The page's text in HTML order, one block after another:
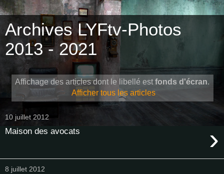
Archives LYFtv-Photos
2013 - 2021
Affichage des articles dont le libellé estfonds d'écran.
Afficher tous les articles
10 juillet 2012
Maison des avocats ›
8 juillet 2012